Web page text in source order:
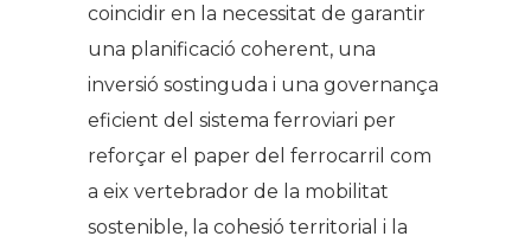
coincidir en la necessitat de garantir
una planificació coherent, una
inversió sostinguda i una governança
eficient del sistema ferroviari per
reforçar el paper del ferrocarril com
a eix vertebrador de la mobilitat
sostenible, la cohesió territorial i la